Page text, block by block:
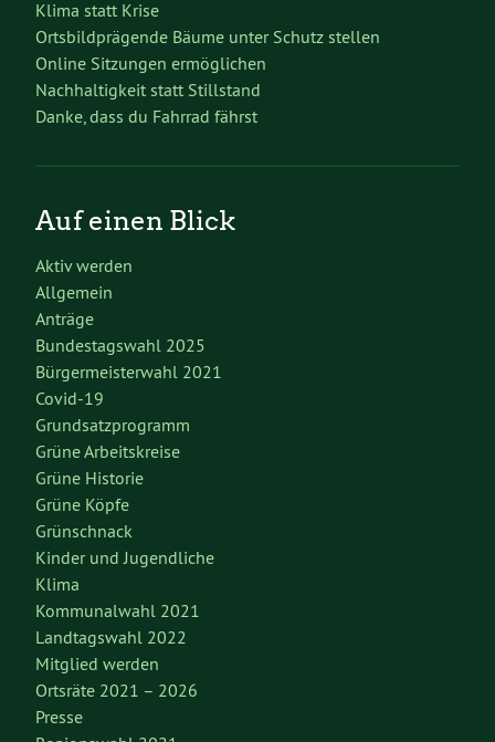
Klima statt Krise
Ortsbildprägende Bäume unter Schutz stellen
Online Sitzungen ermöglichen
Nachhaltigkeit statt Stillstand
Danke, dass du Fahrrad fährst
Auf einen Blick
Aktiv werden
Allgemein
Anträge
Bundestagswahl 2025
Bürgermeisterwahl 2021
Covid-19
Grundsatzprogramm
Grüne Arbeitskreise
Grüne Historie
Grüne Köpfe
Grünschnack
Kinder und Jugendliche
Klima
Kommunalwahl 2021
Landtagswahl 2022
Mitglied werden
Ortsräte 2021 – 2026
Presse